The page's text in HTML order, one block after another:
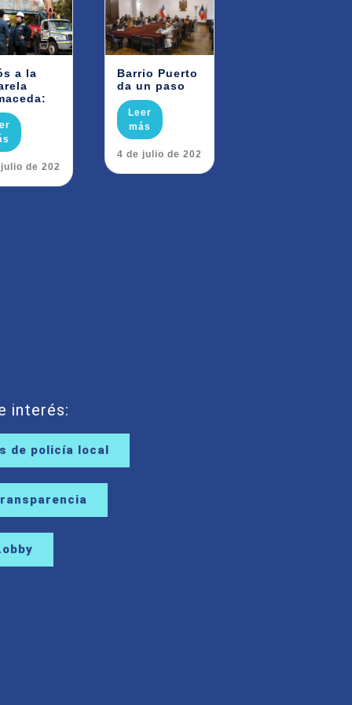
a la
julio de 2026
Barrio Puerto
da un paso
Leer
más
24 de julio de 2026
interés:
de policía local